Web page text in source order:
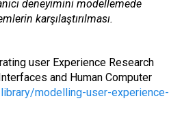
deneyimini modellemede
karşılaştırılması.
user Experience Research
and Human Computer
modelling-user-experience-